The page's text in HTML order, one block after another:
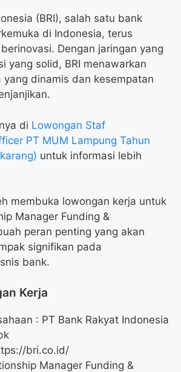
(BRI), salah satu bank
di Indonesia, terus
Dengan jaringan yang
yang solid, BRI menawarkan
yang dinamis dan kesempatan
di Lowongan Staf
PT MUM Lampung Tahun
untuk informasi lebih
membuka lowongan kerja untuk
Manager Funding &
peran penting yang akan
signifikan pada
bank.
Kerja
: PT Bank Rakyat Indonesia
bri.co.id/
Manager Funding &